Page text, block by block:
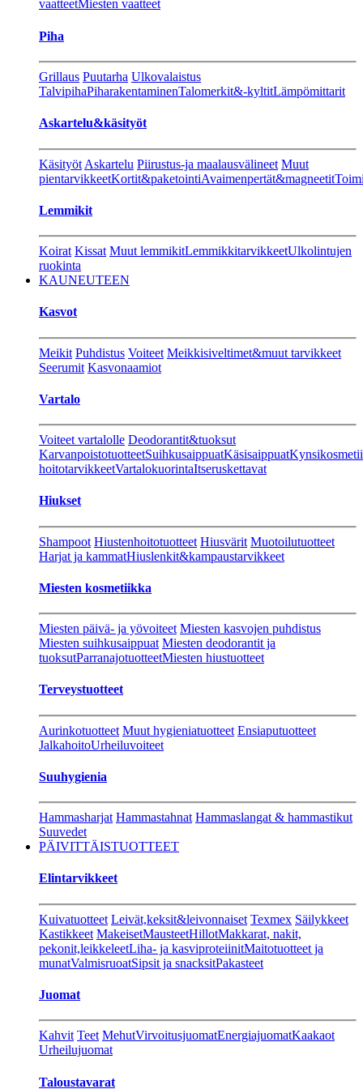
vaatteetMiesten vaatteet
Piha
Grillaus Puutarha Ulkovalaistus
TalvipihaPiharakentaminenTalomerkit&-kyltitLämpömittarit
Askartelu&käsityöt
Käsityöt Askartelu Piirustus-ja maalausvälineet Muut
pientarvikkeetKortit&paketointiAvaimenpertät&magneetit
Lemmikit
Koirat Kissat Muut lemmikitLemmikkitarvikkeetUlkolintujen
ruokinta
KAUNEUTEEN
Kasvot
Meikit Puhdistus Voiteet Meikkisiveltimet&muut tarvikkeet
Seerumit Kasvonaamiot
Vartalo
Voiteet vartalolle Deodorantit&tuoksut
KarvanpoistotuotteetSuihkusaippuatKäsisaippuat
hoitotarvikkeetVartalokuorintaItseruskettavat
Hiukset
Shampoot Hiustenhoitotuotteet Hiusvärit Muotoilutuotteet
Harjat ja kammatHiuslenkit&kampaustarvikkeet
Miesten kosmetiikka
Miesten päivä- ja yövoiteet Miesten kasvojen puhdistus
Miesten suihkusaippuat Miesten deodorantit ja
tuoksutParranajotuotteetMiesten hiustuotteet
Terveystuotteet
Aurinkotuotteet Muut hygieniatuotteet Ensiaputuotteet
JalkahoitoUrheiluvoiteet
Suuhygienia
Hammasharjat Hammastahnat Hammaslangat & hammastikut
Suuvedet
PÄIVITTÄISTUOTTEET
Elintarvikkeet
Kuivatuotteet Leivät,keksit&leivonnaiset Texmex Säilykkeet
Kastikkeet MakeisetMausteetHillotMakkarat, nakit,
pekonit,leikkeleetLiha- ja kasviproteiinitMaitotuotteet ja
munatValmisruoatSipsit ja snacksitPakasteet
Juomat
Kahvit Teet MehutVirvoitusjuomatEnergiajuomatKaakaot
Urheilujuomat
Taloustavarat